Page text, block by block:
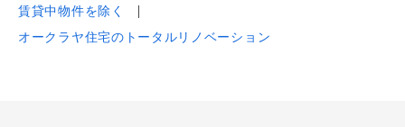
賃貸中物件を除く
オークラヤ住宅のトータルリノベーション